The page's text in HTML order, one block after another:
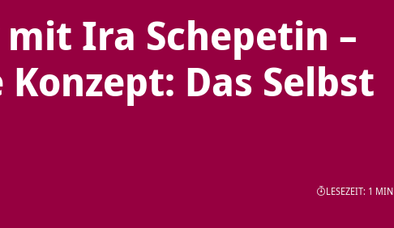
Ira Schepetin –
Das Selbst
LESEZEIT: 1 MIN